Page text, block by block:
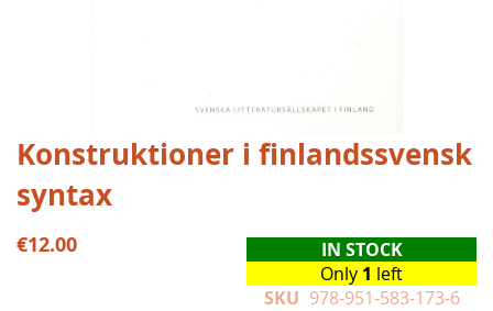
Skip
to
the
beginning
of
Konstruktioner i finlandssvensk
syntax
€12.00
IN STOCK
Only 1 left
SKU 978-951-583-173-6